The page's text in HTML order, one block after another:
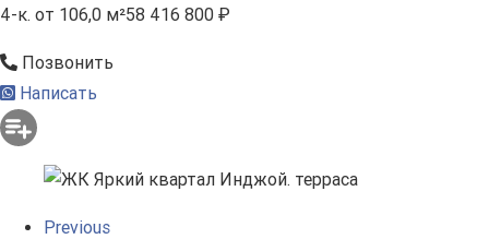
4-к. от 106,0 м²58 416 800 ₽
Позвонить
Написать
Previous